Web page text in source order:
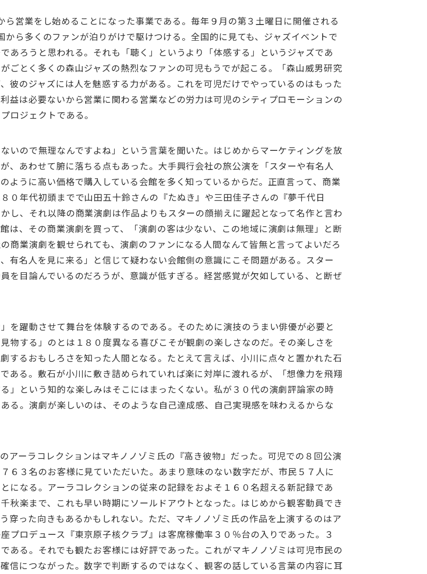
ら営業をし始めることになった事業である。毎年９月の第３土曜日に開催される
から多くのファンが泊りがけで駆けつける。全国的に見ても、ジャズイベントで
あろうと思われる。それも「聴く」というより「体感する」というジャズであ
ごとく多くの森山ジャズの熱烈なファンの可児もうでが起こる。「森山威男研究
彼のジャズには人を魅惑する力がある。これを可児だけでやっているのはもった
益は必要ないから営業に関わる営業などの労力は可児のシティプロモーションの
ロジェクトである。
いので無理なんですよね」という言葉を聞いた。はじめからマーケティングを放
、あわせて腑に落ちる点もあった。大手興行会社の旅公演を「スターや有名人
ように高い価格で購入している会館を多く知っているからだ。正直言って、商業
０年代初頭までで山田五十鈴さんの『たぬき』や三田佳子さんの『夢千代日
し、それ以降の商業演劇は作品よりもスターの顔揃えに躍起となって名作と言わ
は、その商業演劇を買って、「演劇の客は少ない、この地域に演劇は無理」と断
商業演劇を観せられても、演劇のファンになる人間なんて皆無と言ってよいだろ
有名人を見に来る」と信じて疑わない会館側の意識にこそ問題がある。スター
を目論んでいるのだろうが、意識が低すぎる。経営感覚が欠如している、と断ぜ
を躍動させて舞台を体験するのである。そのために演技のうまい俳優が必要と
物する」のとは１８０度異なる喜びこそが観劇の楽しさなのだ。その楽しさを
するおもしろさを知った人間となる。たとえて言えば、小川に点々と置かれた石
ある。敷石が小川に敷き詰められていれば楽に対岸に渡れるが、「想像力を飛翔
」という知的な楽しみはそこにはまったくない。私が３０代の演劇評論家の時
る。演劇が楽しいのは、そのような自己達成感、自己実現感を味わえるからな
アーラコレクションはマキノノゾミ氏の『高き彼物』だった。可児での８回公演
６３名のお客様に見ていただいた。あまり意味のない数字だが、市民５７人に
になる。アーラコレクションの従来の記録をおよそ１６０名超える新記録であ
秋楽まで、これも早い時期にソールドアウトとなった。はじめから観客動員でき
穿った向きもあるかもしれない。ただ、マキノノゾミ氏の作品を上演するのはア
プロデュース『東京原子核クラブ』は客席稼働率３０％台の入りであった。３
ある。それでも観たお客様には好評であった。これがマキノノゾミは可児市民の
信につながった。数字で判断するのではなく、観客の話している言葉の内容に耳